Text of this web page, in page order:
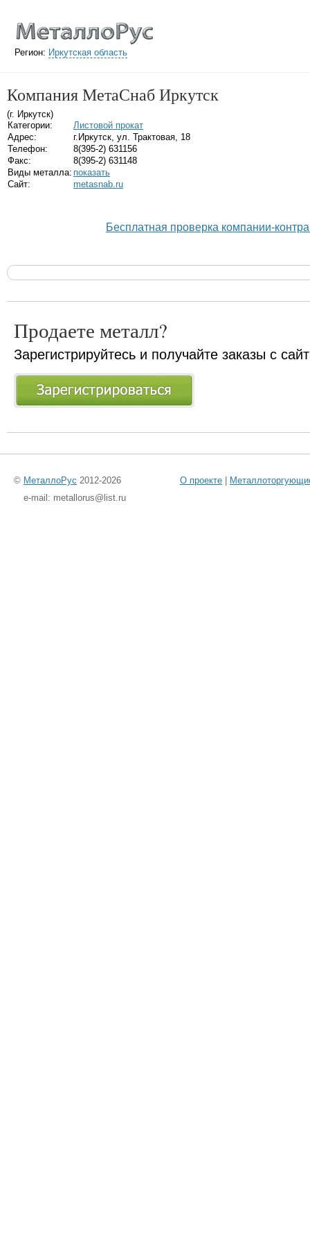
Регион: Иркутская область
Компания МетаСнаб Иркутск
(г. Иркутск)
Категории:
Листовой прокат
Адрес:
г.Иркутск, ул. Трактовая, 18
Телефон:
8(395-2) 631156
Факс:
8(395-2) 631148
Виды металла: показать
Сайт:
metasnab.ru
Бесплатная проверка компании-
Продаете металл?
Зарегистрируйтесь и получайте заказы с
© МеталлоРус 2012-2026 О проекте
e-mail: metallorus@list.ru